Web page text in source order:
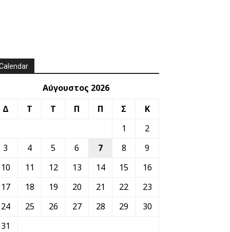
Αύγουστος 2026
Δ
Τ Τ Π Π Σ
Κ
1
2
3
4 5 6 7 8
9
10
11 12 13 14 15
16
17
18 19 20 21 22
23
24
25 26 27 28 29
30
31